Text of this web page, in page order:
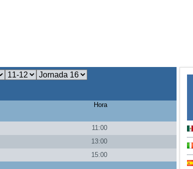
Hora
11:00
13:00
15:00